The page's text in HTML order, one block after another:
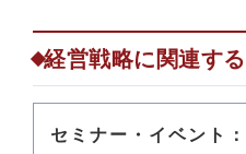
経営戦略に関連す
セミナー・イベント